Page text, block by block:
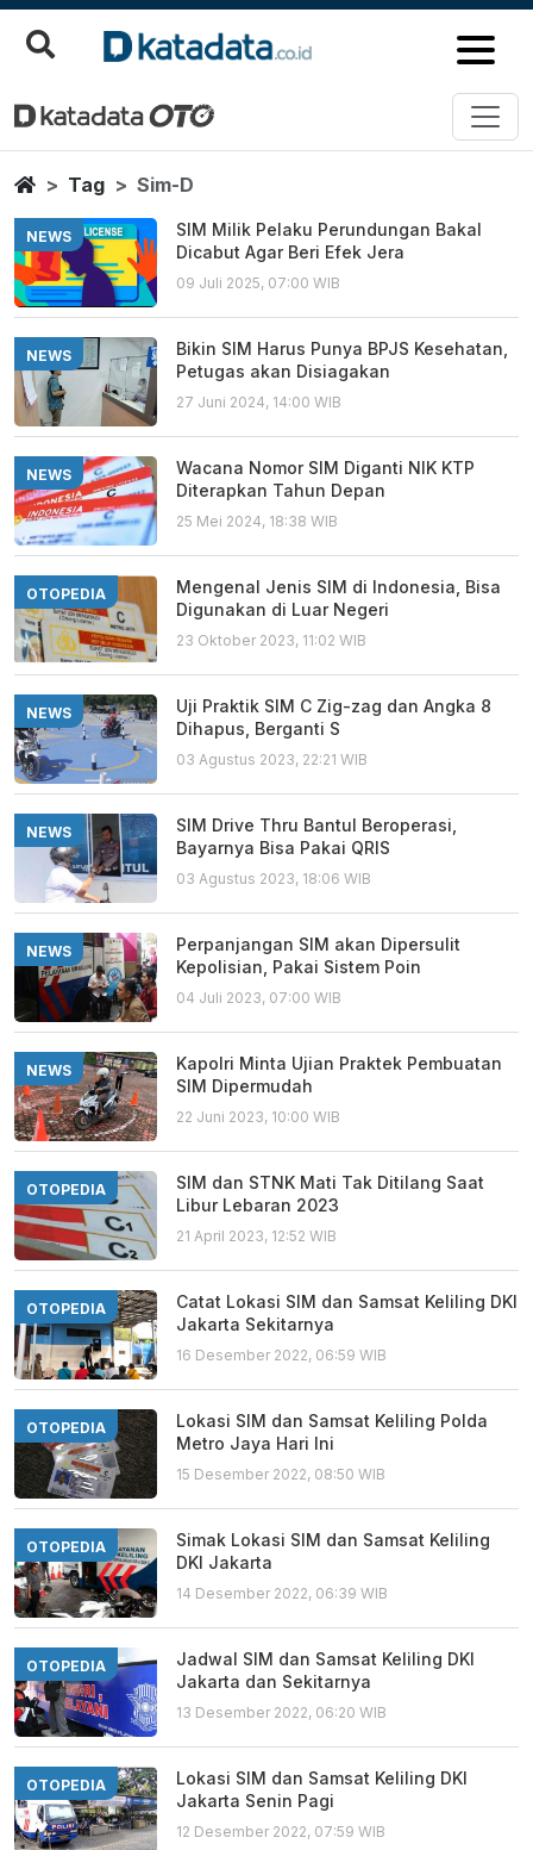
Sim D
Berita Terbaru
HomeTag Sim-D
NEWS
SIM Milik Pelaku Perundungan Bakal
Dicabut Agar Beri Efek Jera
09 Juli 2025, 07:00 WIB
NEWS
Bikin SIM Harus Punya BPJS Kesehatan,
Petugas akan Disiagakan
27 Juni 2024, 14:00 WIB
NEWS
Wacana Nomor SIM Diganti NIK KTP
Diterapkan Tahun Depan
25 Mei 2024, 18:38 WIB
OTOPEDIA
Mengenal Jenis SIM di Indonesia, Bisa
Digunakan di Luar Negeri
23 Oktober 2023, 11:02 WIB
NEWS
Uji Praktik SIM C Zig-zag dan Angka 8
Dihapus, Berganti S
03 Agustus 2023, 22:21 WIB
NEWS
SIM Drive Thru Bantul Beroperasi,
Bayarnya Bisa Pakai QRIS
03 Agustus 2023, 18:06 WIB
NEWS
Perpanjangan SIM akan Dipersulit
Kepolisian, Pakai Sistem Poin
04 Juli 2023, 07:00 WIB
NEWS
Kapolri Minta Ujian Praktek Pembuatan
SIM Dipermudah
22 Juni 2023, 10:00 WIB
OTOPEDIA
SIM dan STNK Mati Tak Ditilang Saat
Libur Lebaran 2023
21 April 2023, 12:52 WIB
OTOPEDIA
Catat Lokasi SIM dan Samsat Keliling DKI
Jakarta Sekitarnya
16 Desember 2022, 06:59 WIB
OTOPEDIA
Lokasi SIM dan Samsat Keliling Polda
Metro Jaya Hari Ini
15 Desember 2022, 08:50 WIB
OTOPEDIA
Simak Lokasi SIM dan Samsat Keliling
DKI Jakarta
14 Desember 2022, 06:39 WIB
OTOPEDIA
Jadwal SIM dan Samsat Keliling DKI
Jakarta dan Sekitarnya
13 Desember 2022, 06:20 WIB
OTOPEDIA
Lokasi SIM dan Samsat Keliling DKI
Jakarta Senin Pagi
12 Desember 2022, 07:59 WIB